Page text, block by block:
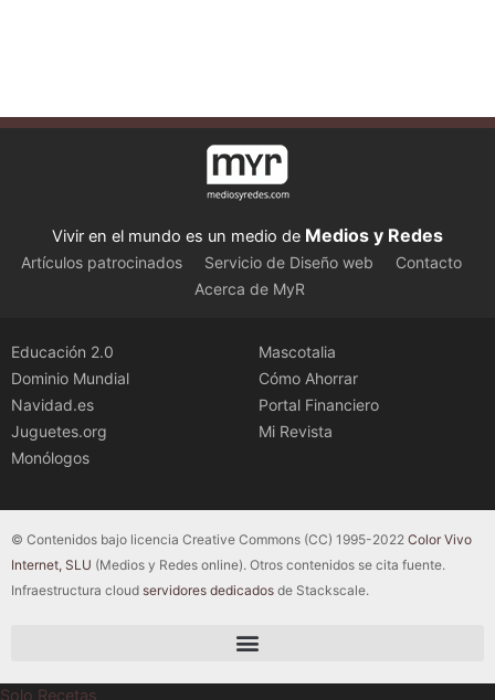
Vivir en el mundo es un medio de Medios y Redes
Artículos patrocinados Servicio de Diseño web
Contacto
Acerca de MyR
Educación 2.0
Dominio Mundial
Navidad.es
Juguetes.org
Monólogos
Mascotalia
Cómo Ahorrar
Portal Financiero
Mi Revista
© Contenidos bajo licencia Creative Commons (CC) 1995-2022 Color Vivo
Internet, SLU (Medios y Redes online). Otros contenidos se cita fuente.
Infraestructura cloud servidores dedicados de Stackscale.
Solo Recetas